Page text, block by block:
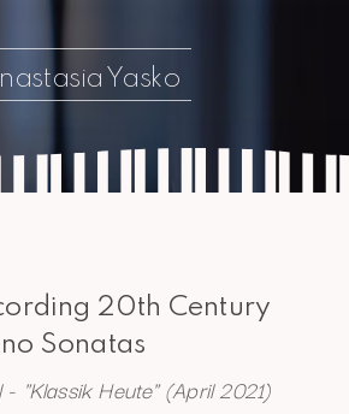
Yasko
20th Century
Sonatas
"Klassik Heute" (April 2021)